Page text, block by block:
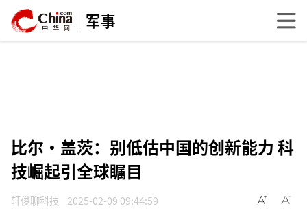
军事
比尔·盖茨：别低估中国的创新能力 科
技崛起引全球瞩目
轩俊聊科技 2025-02-09 09:44:59